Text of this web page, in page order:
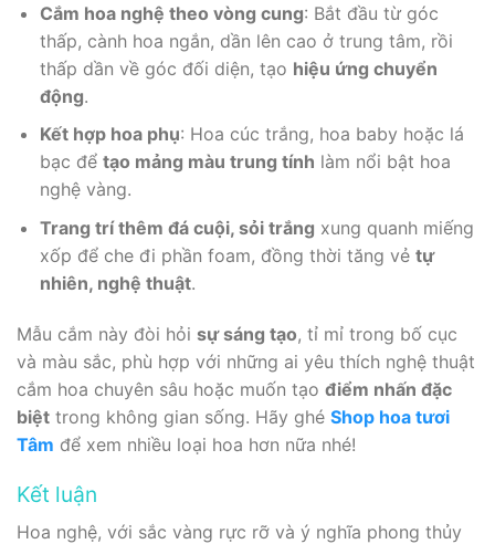
Cắm hoa nghệ theo vòng cung: Bắt đầu từ góc
thấp, cành hoa ngắn, dần lên cao ở trung tâm, rồi
thấp dần về góc đối diện, tạo hiệu ứng chuyển
động.
Kết hợp hoa phụ: Hoa cúc trắng, hoa baby hoặc lá
bạc để tạo mảng màu trung tính làm nổi bật hoa
nghệ vàng.
Trang trí thêm đá cuội, sỏi trắng xung quanh miếng
xốp để che đi phần foam, đồng thời tăng vẻ tự
nhiên, nghệ thuật.
Mẫu cắm này đòi hỏi sự sáng tạo, tỉ mỉ trong bố cục
và màu sắc, phù hợp với những ai yêu thích nghệ thuật
cắm hoa chuyên sâu hoặc muốn tạo điểm nhấn đặc
biệt trong không gian sống. Hãy ghé Shop hoa tươi
Tâm để xem nhiều loại hoa hơn nữa nhé!
Kết luận
Hoa nghệ, với sắc vàng rực rỡ và ý nghĩa phong thủy